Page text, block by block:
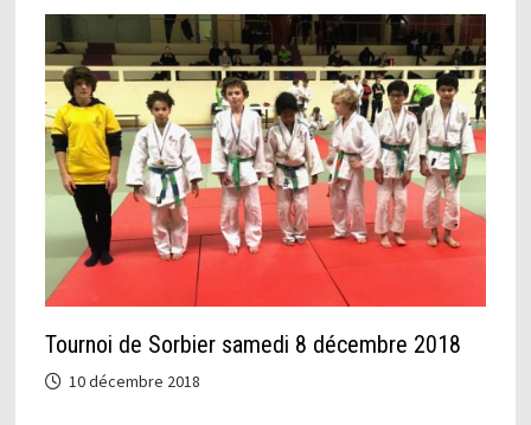
Tournoi de Sorbier samedi 8 décembre 2018
10 décembre 2018